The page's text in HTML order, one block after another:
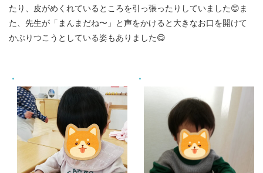
たり、皮がめくれているところを引っ張ったりしていました😊ま
た、先生が「まんまだね〜」と声をかけると大きなお口を開けて
かぶりつこうとしている姿もありました😋